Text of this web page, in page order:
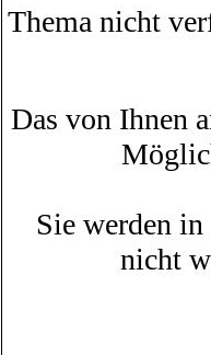
Thema nicht
Das von Ihnen
Sie werden
nicht